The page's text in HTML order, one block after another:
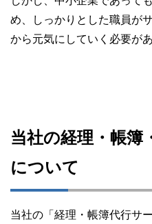
め、しっかりとした職員が
から元気にしていく必要が
当社の経理・帳簿
について
当社の「経理・帳簿代行サ